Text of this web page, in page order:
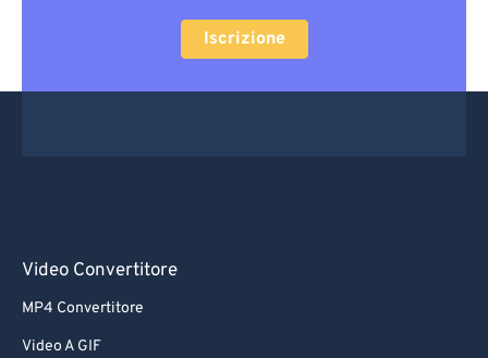
Iscrizione
Video Convertitore
MP4 Convertitore
Video A GIF